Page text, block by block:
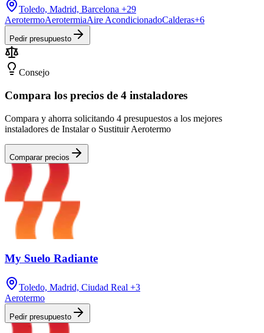
Toledo, Madrid, Barcelona +29
AerotermoAerotermiaAire AcondicionadoCalderas+6
Pedir presupuesto
Consejo
Compara los precios de 4 instaladores
Compara y ahorra solicitando 4 presupuestos a los mejores
instaladores de Instalar o Sustituir Aerotermo
Comparar precios
My Suelo Radiante
Toledo, Madrid, Ciudad Real +3
Aerotermo
Pedir presupuesto